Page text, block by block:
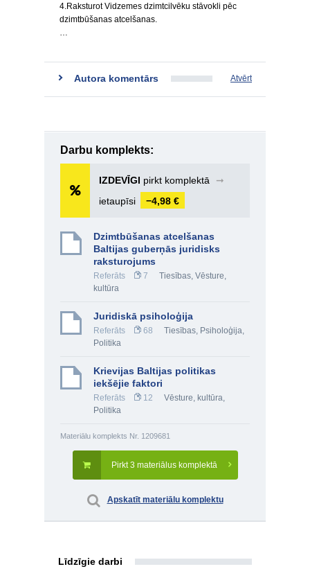
4.Raksturot Vidzemes dzimtcilvēku stāvokli pēc
dzimtbūšanas atcelšanas.
…
Autora komentārs Atvērt
Darbu komplekts:
IZDEVĪGI pirkt komplektā
➞
ietaupīsi
−4,98 €
Dzimtbūšanas atcelšanas
Baltijas guberņās juridisks
raksturojums
Referāts 7 Tiesības, Vēsture,
kultūra
Juridiskā psiholoģija
Referāts 68 Tiesības, Psiholoģija,
Politika
Krievijas Baltijas politikas
iekšējie faktori
Referāts 12 Vēsture, kultūra,
Politika
Materiālu komplekts Nr. 1209681
Pirkt 3 materiālus komplektā
Apskatīt materiālu komplektu
Līdzīgie darbi